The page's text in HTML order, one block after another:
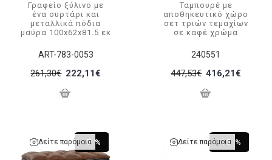
ART-783-0053
Γραφείο ξύλινο με
ένα συρτάρι και
μεταλλικά πόδια
μαύρα 100x62x81.5 εκ
261,30€ 222,11€
240551
Ταμπουρέ με
αποθηκευτικό χώρο
σετ τριών τεμαχίων
σε καφέ χρώμα
447,53€ 416,21€
-7 %
Δείτε παρόμοια -15 %
Δείτε παρόμοια